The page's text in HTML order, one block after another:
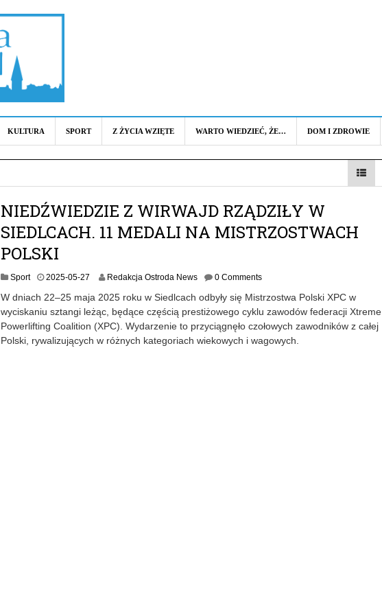
KULTURA SPORT Z ŻYCIA WZIĘTE WARTO WIEDZIEĆ, ŻE… DOM I ZDROWIE
NIEDŹWIEDZIE Z WIRWAJD RZĄDZIŁY W
SIEDLCACH. 11 MEDALI NA MISTRZOSTWACH
POLSKI
Sport 2025-05-27
2
5
-
0
Redakcja Ostroda News 0 Comments
W dniach 22–25 maja 2025 roku w Siedlcach odbyły się Mistrzostwa Polski XPC w
wyciskaniu sztangi leżąc, będące częścią prestiżowego cyklu zawodów federacji Xtreme
Powerlifting Coalition (XPC). Wydarzenie to przyciągnęło czołowych zawodników z całej
Polski, rywalizujących w różnych kategoriach wiekowych i wagowych.